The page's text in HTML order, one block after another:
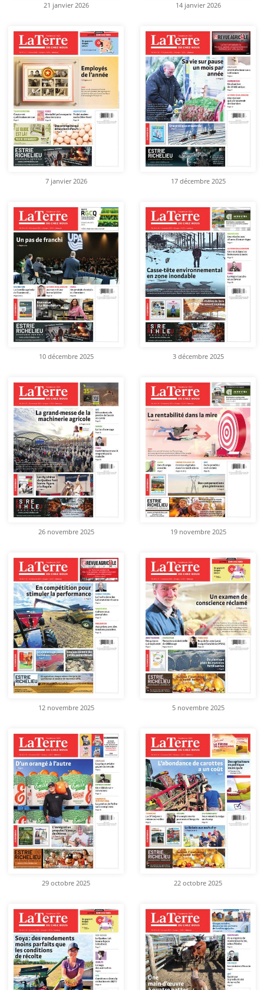
21 janvier 2026 14 janvier 2026
7 janvier 2026 17 décembre 2025
10 décembre 2025 3 décembre 2025
26 novembre 2025 19 novembre 2025
12 novembre 2025 5 novembre 2025
29 octobre 2025 22 octobre 2025